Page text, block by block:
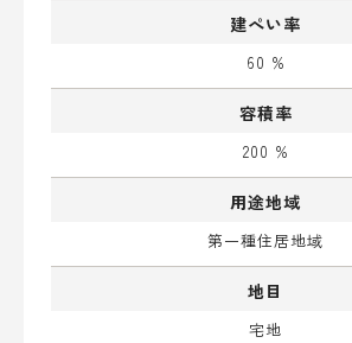
建ぺい率
60 %
容積率
200 %
用途地域
第一種住居地域
地目
宅地